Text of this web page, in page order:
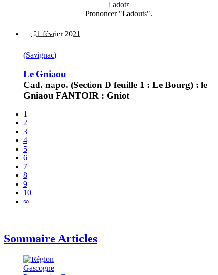
Ladotz
Prononcer "Ladouts".
21 février 2021
(Savignac)
Le Gniaou
Cad. napo. (Section D feuille 1 : Le Bourg) : le
Gniaou FANTOIR : Gniot
1
2
3
4
5
6
7
8
9
10
∞
Sommaire Articles